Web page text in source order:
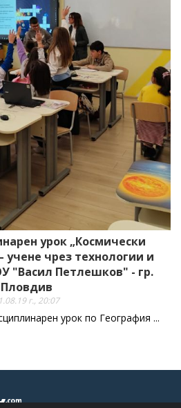
урок „Космически
учене чрез технологии и
"Васил Петлешков" - гр.
Пловдив
г., 20:07
урок по География ...